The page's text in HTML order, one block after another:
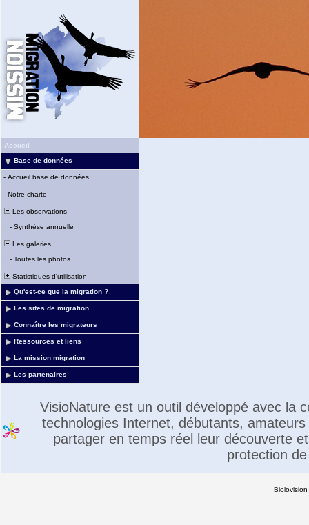
Accueil
Base de données
- Accueil base de données
- Notre charte
Les observations
- Synthèse annuelle
Les galeries
- Toutes les photos
Statistiques d'utilisation
Qu'est-ce que la migration ?
Les sites de migration
Connaître les migrateurs
Ressources et liens
La mission migration
Les partenaires
VisioNature est un outil développé avec la
technologies Internet, débutants,
partager en temps réel leur découverte
protection
Biolovision